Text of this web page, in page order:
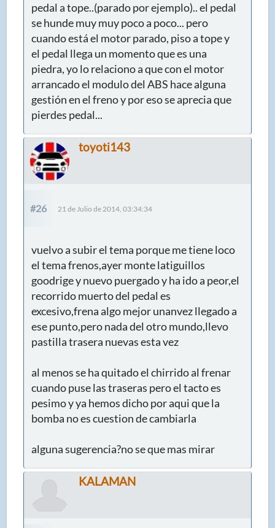
pedal a tope..(parado por ejemplo).. el pedal
se hunde muy muy poco a poco... pero
cuando está el motor parado, piso a tope y
el pedal llega un momento que es una
piedra, yo lo relaciono a que con el motor
arrancado el modulo del ABS hace alguna
gestión en el freno y por eso se aprecia que
pierdes pedal...
toyoti143
#26 21 de Julio de 2014, 03:34:34
vuelvo a subir el tema porque me tiene loco
el tema frenos,ayer monte latiguillos
goodrige y nuevo puergado y ha ido a peor,el
recorrido muerto del pedal es
excesivo,frena algo mejor unanvez llegado a
ese punto,pero nada del otro mundo,llevo
pastilla trasera nuevas esta vez
al menos se ha quitado el chirrido al frenar
cuando puse las traseras pero el tacto es
pesimo y ya hemos dicho por aqui que la
bomba no es cuestion de cambiarla
alguna sugerencia?no se que mas mirar
KALAMAN